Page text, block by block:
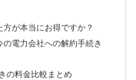
が本当にお得ですか？
電力会社への解約手続き
の料金比較まとめ